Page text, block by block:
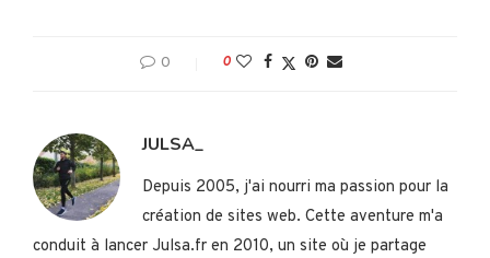
0 0
JULSA_
Depuis 2005, j'ai nourri ma passion pour la
création de sites web. Cette aventure m'a
conduit à lancer Julsa.fr en 2010, un site où je partage